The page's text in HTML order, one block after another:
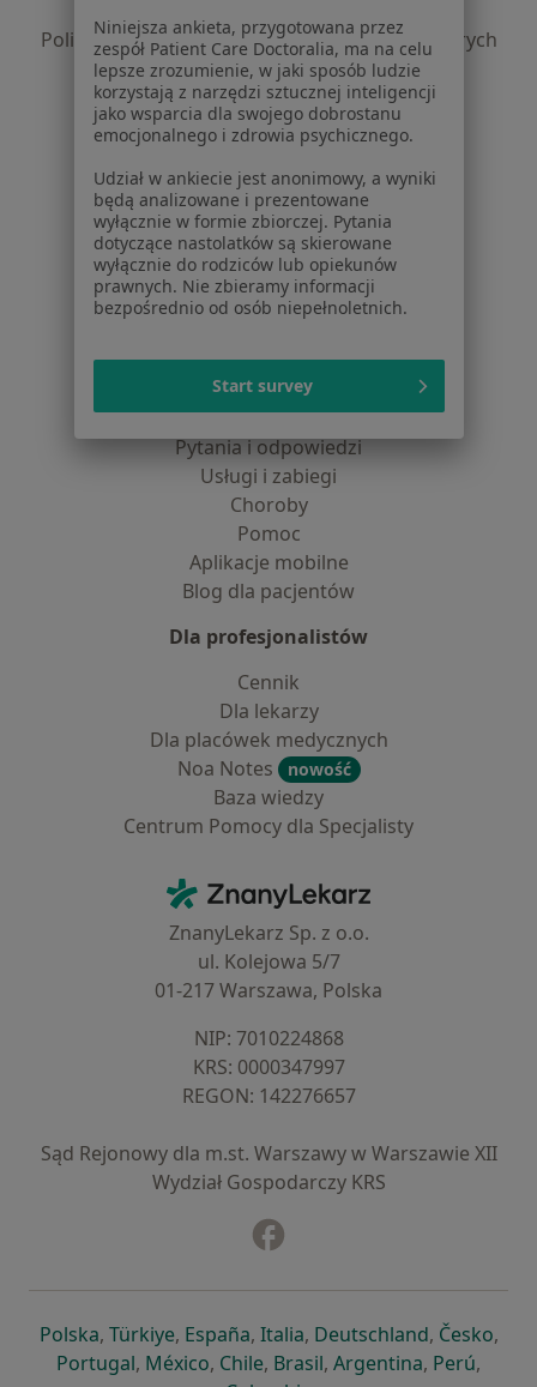
Polityka prywatności dla profesjonalistów, których
dane pozyskaliśmy samodzielnie
Polityka cookies
Jak działają wyniki wyszukiwania
Dostępność
O nas
Praca Rekrutujemy!
Partnerzy
Centrum prasowe
Kontakt
Lekarze
Placówki medyczne
Pytania i odpowiedzi
Usługi i zabiegi
Choroby
Pomoc
Aplikacje mobilne
Blog dla pacjentów
Dla profesjonalistów
Cennik
Dla lekarzy
Dla placówek medycznych
Noa Notes
nowość
Baza wiedzy
Centrum Pomocy dla Specjalisty
ZnanyLekarz - Strona główna
ZnanyLekarz Sp. z o.o.
ul. Kolejowa 5/7
01-217 Warszawa, Polska
NIP: ⁠7010224868
KRS: ⁠0000347997
REGON: ⁠142276657
Sąd Rejonowy dla m.st. Warszawy w Warszawie XII
Wydział Gospodarczy KRS
Polskaotwiera się w nowej karcie
, Türkiyeotwiera się w nowej karcie
, Españaotwiera się w nowej karcie
, Italiaotwiera się w nowej
, Deutschlandotwiera się
, Česko,
Portugalotwiera się w nowej karcie
, Méxicootwiera się w nowej karcie
, Chileotwiera się w nowej karcie
, Brasilotwiera się w nowej
, Argentinaotwiera się
, Perú,
Niniejsza ankieta, przygotowana przez
zespół Patient Care Doctoralia, ma na celu
lepsze zrozumienie, w jaki sposób ludzie
korzystają z narzędzi sztucznej inteligencji
jako wsparcia dla swojego dobrostanu
emocjonalnego i zdrowia psychicznego.
Udział w ankiecie jest anonimowy, a wyniki
będą analizowane i prezentowane
wyłącznie w formie zbiorczej. Pytania
dotyczące nastolatków są skierowane
wyłącznie do rodziców lub opiekunów
prawnych. Nie zbieramy informacji
bezpośrednio od osób niepełnoletnich.
Start survey